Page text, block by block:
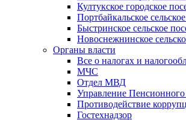
Култукское городское
Портбайкальское
Быстринское сельское
Новоснежнинское
Органы власти
Все о налогах и
МЧС
Отдел МВД
Управление
Противодействие
Гостехнадзор